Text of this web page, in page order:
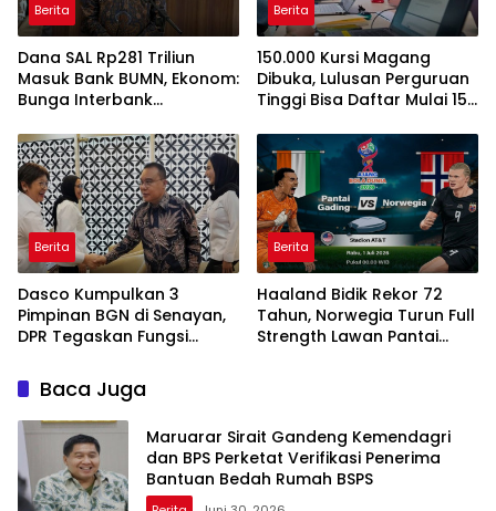
Berita
Dana SAL Rp281 Triliun
Masuk Bank BUMN, Ekonom:
Bunga Interbank
Berita
150.000 Kursi Magang
Dibuka, Lulusan Perguruan
Tinggi Bisa Daftar Mulai 15
Berita
Dasco Kumpulkan 3
Pimpinan BGN di Senayan,
DPR Tegaskan Fungsi
Berita
Haaland Bidik Rekor 72
Tahun, Norwegia Turun Full
Strength Lawan Pantai
Baca Juga
Maruarar Sirait Gandeng Kemendagri
dan BPS Perketat Verifikasi Penerima
Bantuan Bedah Rumah BSPS